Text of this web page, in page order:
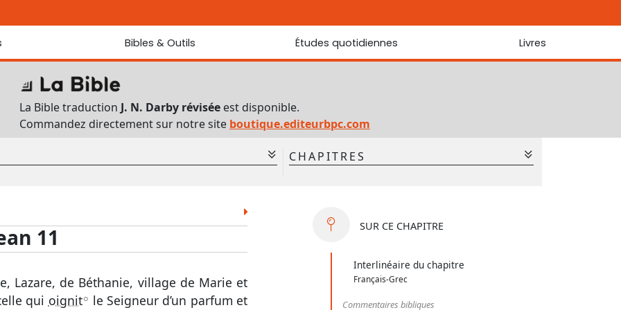
Bibles & Outils
Bibles
Traduction J. N. Darby révisée
Traduction J. N. Darby
Ancien Testament interlinéaire
Études quotidiennes Livres
La Bible traduction J. N. Darby révisée est disponible.
Commandez directement sur notre site boutique.editeurbpc.com
2 Sam. 1 Rois 2 Rois 1 Chr.
2 Chr.
Est. Job Ps. Prov.
Ecc.
Abd. Jon. Mich. Nah.
Hab.
CHAPITRES
17 18 19
11
Lazare, de Béthanie, village de Marie et
qui oignitA
le Seigneur d’un parfum et
SUR CE CHAPITRE
Interlinéaire du chapitre
Français-Grec
Commentaires bibliques